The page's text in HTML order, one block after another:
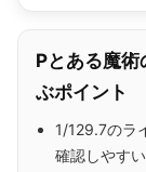
Pとある魔
ぶポイント
1/129.7のラ
確認しやすい